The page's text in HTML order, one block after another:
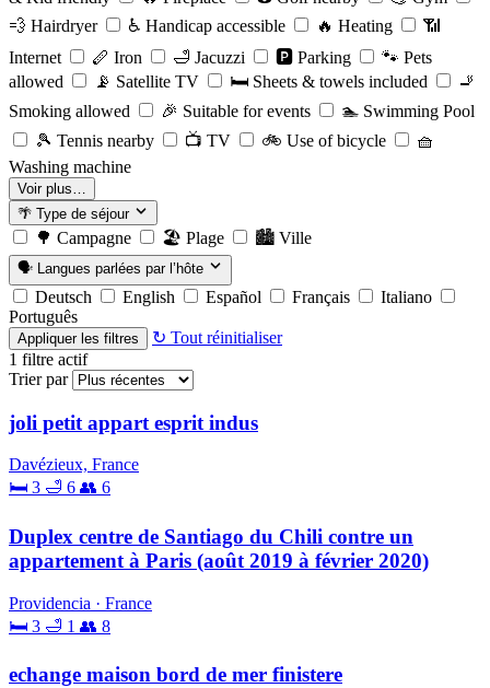
💨 Hairdryer ♿️ Handicap accessible 🔥 Heating
📶
Internet
🪈 Iron 🛁 Jacuzzi 🅿️ Parking 🐾 Pets
allowed
📡 Satellite TV 🛏️ Sheets & towels included
🚬
Smoking allowed
🎉 Suitable for events 🏊 Swimming Pool
🎾 Tennis nearby 📺 TV 🚲 Use of bicycle
🧺
Washing machine
Voir plus…
🌴 Type de séjour
🌳 Campagne 🏖️ Plage 🏙️ Ville
🗣️ Langues parlées par l’hôte
Deutsch English Español Français
Italiano
Português
Appliquer les filtres
↻ Tout réinitialiser
1 filtre actif
Trier par
joli petit appart esprit indus
Davézieux, France
🛏 3 🛁 6 👥 6
Duplex centre de Santiago du Chili contre un
appartement à Paris (août 2019 à février 2020)
Providencia · France
🛏 3 🛁 1 👥 8
echange maison bord de mer finistere